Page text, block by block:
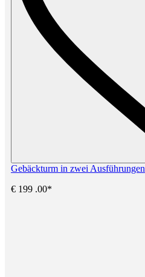
Gebäckturm in zwei Ausführungen
€ 199 .00*